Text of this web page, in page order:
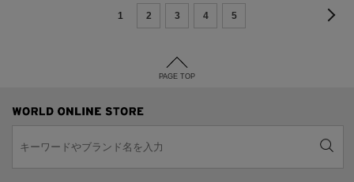
1 2 3 4 5
PAGE TOP